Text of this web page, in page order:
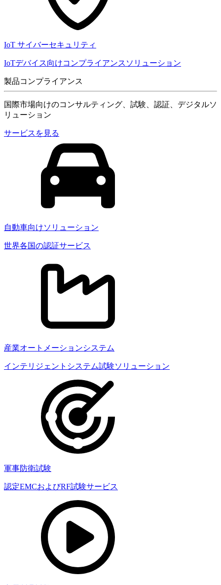
IoT サイバーセキュリティ
IoTデバイス向けコンプライアンスソリューション
製品コンプライアンス
国際市場向けのコンサルティング、試験、認証、デジタルソ
リューション
サービスを見る
自動車向けソリューション
世界各国の認証サービス
産業オートメーションシステム
インテリジェントシステム試験ソリューション
軍事防衛試験
認定EMCおよびRF試験サービス